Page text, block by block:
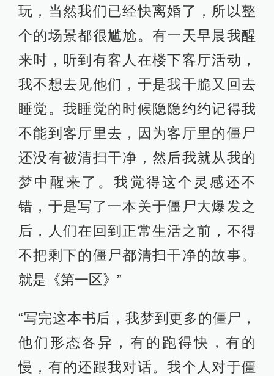
玩，当然我们已经快离婚了，所以整
个的场景都很尴尬。有一天早晨我醒
来时，听到有客人在楼下客厅活动，
我不想去见他们，于是我干脆又回去
睡觉。我睡觉的时候隐隐约约记得我
不能到客厅里去，因为客厅里的僵尸
还没有被清扫干净，然后我就从我的
梦中醒来了。我觉得这个灵感还不
错，于是写了一本关于僵尸大爆发之
后，人们在回到正常生活之前，不得
不把剩下的僵尸都清扫干净的故事。
就是《第一区》”
“写完这本书后，我梦到更多的僵尸，
他们形态各异，有的跑得快，有的
慢，有的还跟我对话。我个人对于僵